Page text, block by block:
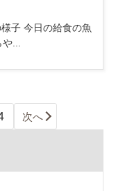
子 今日の給食の魚
...
次へ